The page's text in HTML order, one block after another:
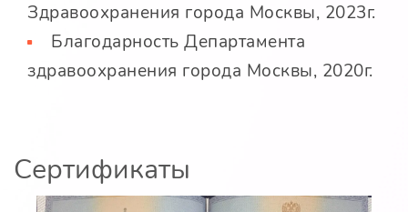
Здравоохранения города Москвы, 2023г.
Благодарность Департамента
здравоохранения города Москвы, 2020г.
Сертификаты